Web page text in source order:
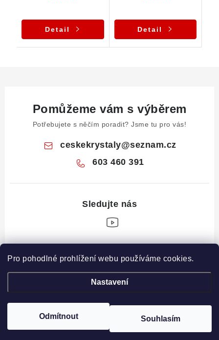
Pro pohodlné prohlížení webu používáme cookies.
Nastavení
Odmítnout Souhlasím
Detail Detail
Pomůžeme vám s výběrem
Potřebujete s něčím poradit? Jsme tu pro vás!
ceskekrystaly@seznam.cz
603 460 391
Z
Informace pro vás
Obchodní podmínky
Poučení o právu na odstoupení od smlouvy
Vytvořil Shoptet
Copyright 2026České krystaly . Všechna práva vyhrazena.